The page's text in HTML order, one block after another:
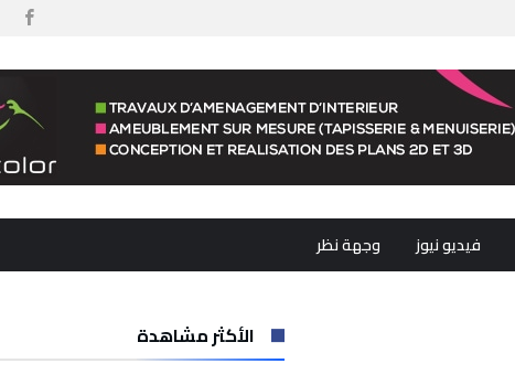
فيديو نيوز وجهة نظر
الأكثر مشاهدة